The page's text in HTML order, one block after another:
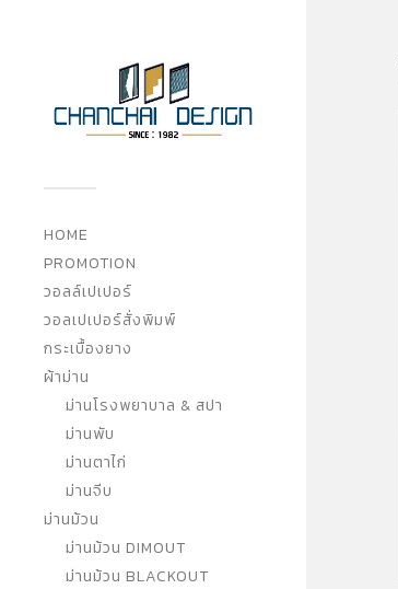
HOME
PROMOTION
วอลล์เปเปอร์
วอลเปเปอร์สั่งพิมพ์
กระเบื้องยาง
ผ้าม่าน
ม่านโรงพยาบาล & สปา
ม่านพับ
ม่านตาไก่
ม่านจีบ
ม่านม้วน
ม่านม้วน DIMOUT
ม่านม้วน BLACKOUT